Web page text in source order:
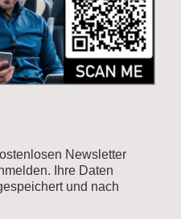
Newsletter
Ihre Daten
und nach